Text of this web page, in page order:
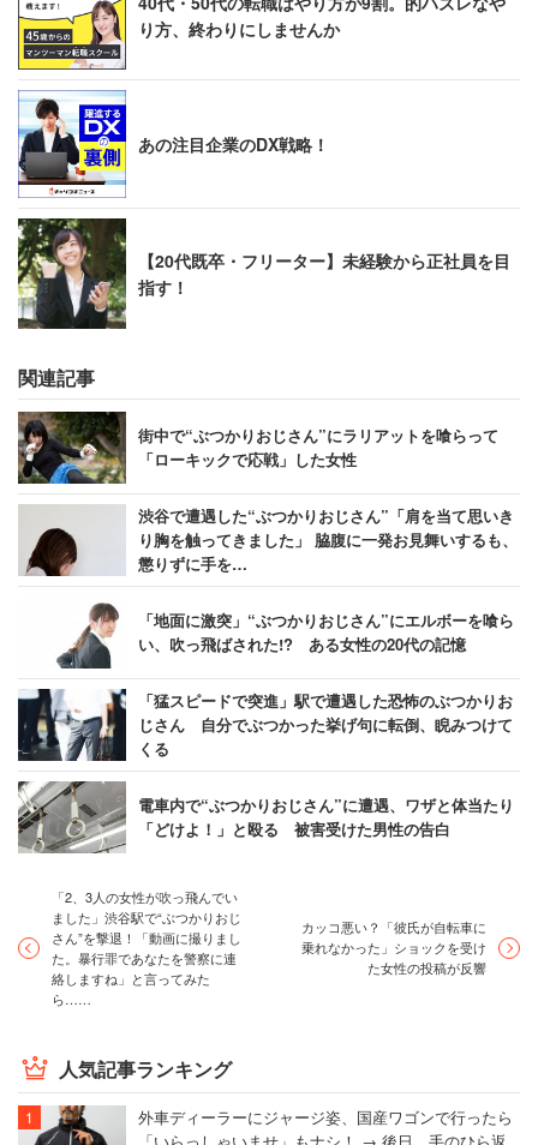
り方、終わりにしませんか
あの注目企業のDX戦略！
【20代既卒・フリーター】未経験から正社員を目
指す！
関連記事
街中で“ぶつかりおじさん”にラリアットを喰らって
「ローキックで応戦」した女性
渋谷で遭遇した“ぶつかりおじさん”「肩を当て思いき
り胸を触ってきました」 脇腹に一発お見舞いするも、
懲りずに手を…
「地面に激突」“ぶつかりおじさん”にエルボーを喰ら
い、吹っ飛ばされた!? ある女性の20代の記憶
「猛スピードで突進」駅で遭遇した恐怖のぶつかりお
じさん 自分でぶつかった挙げ句に転倒、睨みつけて
くる
電車内で“ぶつかりおじさん”に遭遇、ワザと体当たり
「どけよ！」と殴る 被害受けた男性の告白
「2、3人の女性が吹っ飛んでい
ました」渋谷駅で“ぶつかりおじ
さん”を撃退！「動画に撮りまし
た。暴行罪であなたを警察に連
絡しますね」と言ってみた
ら……
カッコ悪い？「彼氏が自転車に
乗れなかった」ショックを受け
た女性の投稿が反響
人気記事ランキング
外車ディーラーにジャージ姿、国産ワゴンで行ったら